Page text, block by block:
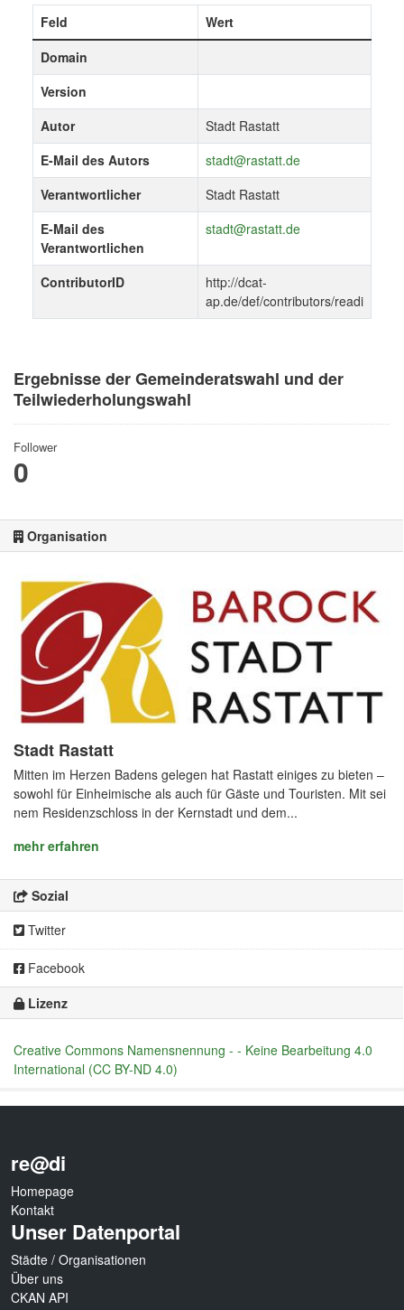
Ergebnisse der Gemeinderatswahl und der
Teilwiederholungswahl
Follower
0
Organisation
Stadt Rastatt
Mitten im Herzen Badens gelegen hat Rastatt einiges zu bieten –
sowohl für Einheimische als auch für Gäste und Touristen. Mit sei
nem Residenzschloss in der Kernstadt und dem...
mehr erfahren
Sozial
Twitter
Facebook
Lizenz
Creative Commons Namensnennung - - Keine Bearbeitung 4.0
International (CC BY-ND 4.0)
Feld
Wert
Domain
Version
Autor
Stadt Rastatt
E-Mail des Autors
stadt@rastatt.de
Verantwortlicher
Stadt Rastatt
E-Mail des
Verantwortlichen
stadt@rastatt.de
ContributorID
http://dcat-
ap.de/def/contributors/readi
re@di
Homepage
Kontakt
Unser Datenportal
Städte / Organisationen
Über uns
CKAN API